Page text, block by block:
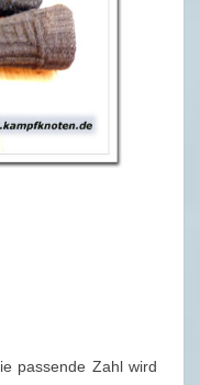
passende Zahl wird